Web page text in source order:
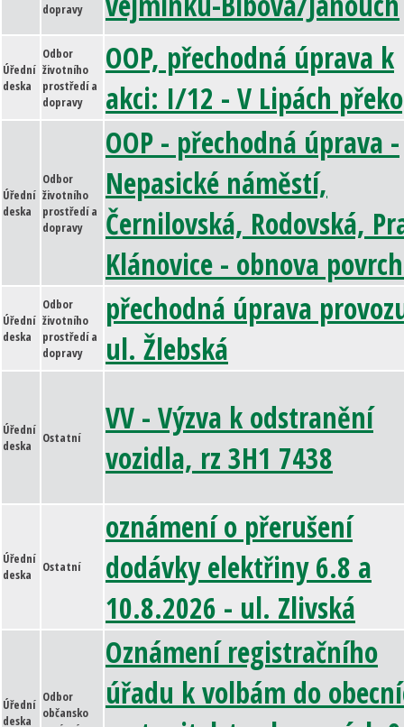
dopravy
Úřední
deska
Odbor
životního
prostředí a
dopravy
OOP, přechodná úprava k
akci: I/12 - V Lipách
Úřední
deska
Odbor
životního
prostředí a
dopravy
OOP - přechodná úprava -
Nepasické náměstí,
Černilovská, Rodovská,
Klánovice - obnova
Úřední
deska
Odbor
životního
prostředí a
dopravy
přechodná úprava
ul. Žlebská
Úřední
deska
Ostatní
VV - Výzva k odstranění
vozidla, rz 3H1 7438
Úřední
deska
Ostatní
oznámení o přerušení
dodávky elektřiny 6.8 a
10.8.2026 - ul. Zlivská
Úřední
deska
Odbor
občansko
Oznámení registračního
úřadu k volbám do